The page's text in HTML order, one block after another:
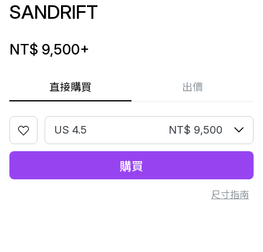
直接購買 出價
SANDRIFT
NT$ 9,500+
US 4.5 NT$ 9,500
購買
尺寸指南